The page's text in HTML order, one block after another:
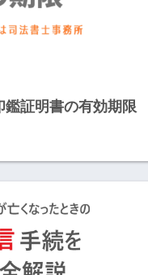
鑑証明書の有効期限